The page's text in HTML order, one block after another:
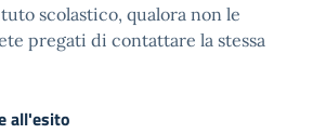
scolastico, qualora non le
pregati di contattare la stessa
all'esito